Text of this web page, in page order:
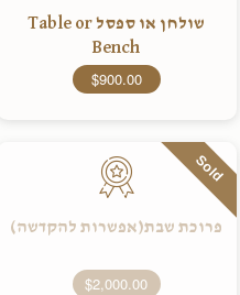
שולחן או ספסל Table or
Bench
$900.00
Sold
פרוכת שבת(אפשרות להקדשה)
$2,000.00